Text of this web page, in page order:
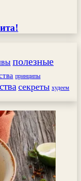
полезные
принципы
секреты худеем